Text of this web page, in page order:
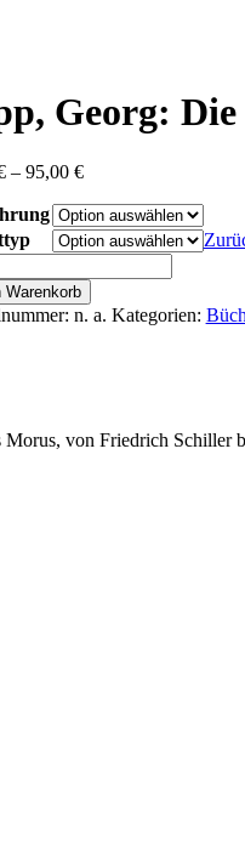
Georg:
– 95,00 €Preisspanne:
bis
95,00 €
Warenkorb
n. a. Kategorien:
von Friedrich Schiller